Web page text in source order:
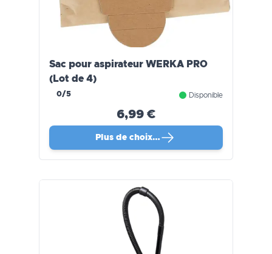
Sac pour aspirateur WERKA PRO
(Lot de 4)
0/5 Disponible
6,99 €
Plus de choix…